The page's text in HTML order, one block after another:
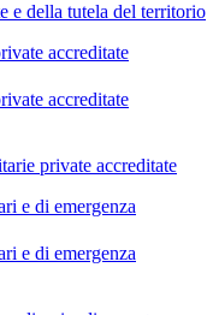
e della tutela del territorio
accreditate
accreditate
private accreditate
e di emergenza
e di emergenza